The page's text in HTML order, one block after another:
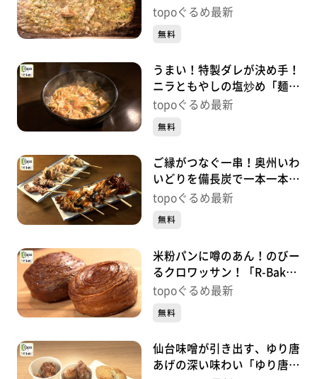
き 田よし」（名取市大手
topoぐるめ最新
無料
うまい！特製ダレが決め手！
ニラともやしの塩炒め「麺酒
場 髙ちゃん」（岩沼市館
topoぐるめ最新
無料
ご縁がつなぐ一串！奥州いわ
いどりを備長炭で一本一本丁
寧に「鳥縁」（太白区袋原）
topoぐるめ最新
無料
米粉パンに噂のあん！のびー
るクロワッサン！「R-Baker
名取店」（名取市手倉田諏
topoぐるめ最新
無料
仙台味噌が引き出す、ゆり唐
あげの深い味わい「ゆり唐あ